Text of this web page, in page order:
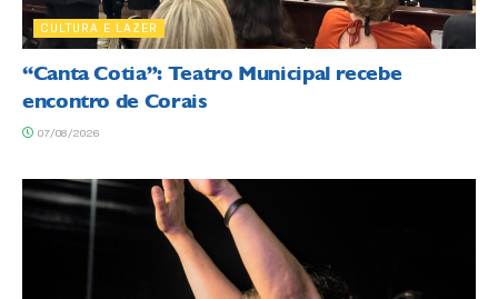
CULTURA E LAZER
“Canta Cotia”: Teatro Municipal recebe
encontro de Corais
07/08/2026